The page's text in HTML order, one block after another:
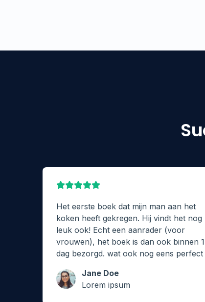
Het eerste boek dat mijn man aan het
koken heeft gekregen. Hij vindt het nog
leuk ook! Echt een aanrader (voor
vrouwen), het boek is dan ook binnen 1
dag bezorgd. wat ook nog eens perfect
Jane Doe
Lorem ipsum